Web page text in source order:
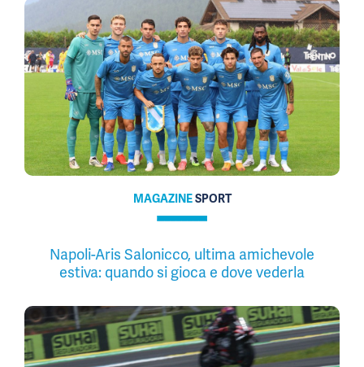
MAGAZINESPORT
Napoli-Aris Salonicco, ultima amichevole
estiva: quando si gioca e dove vederla